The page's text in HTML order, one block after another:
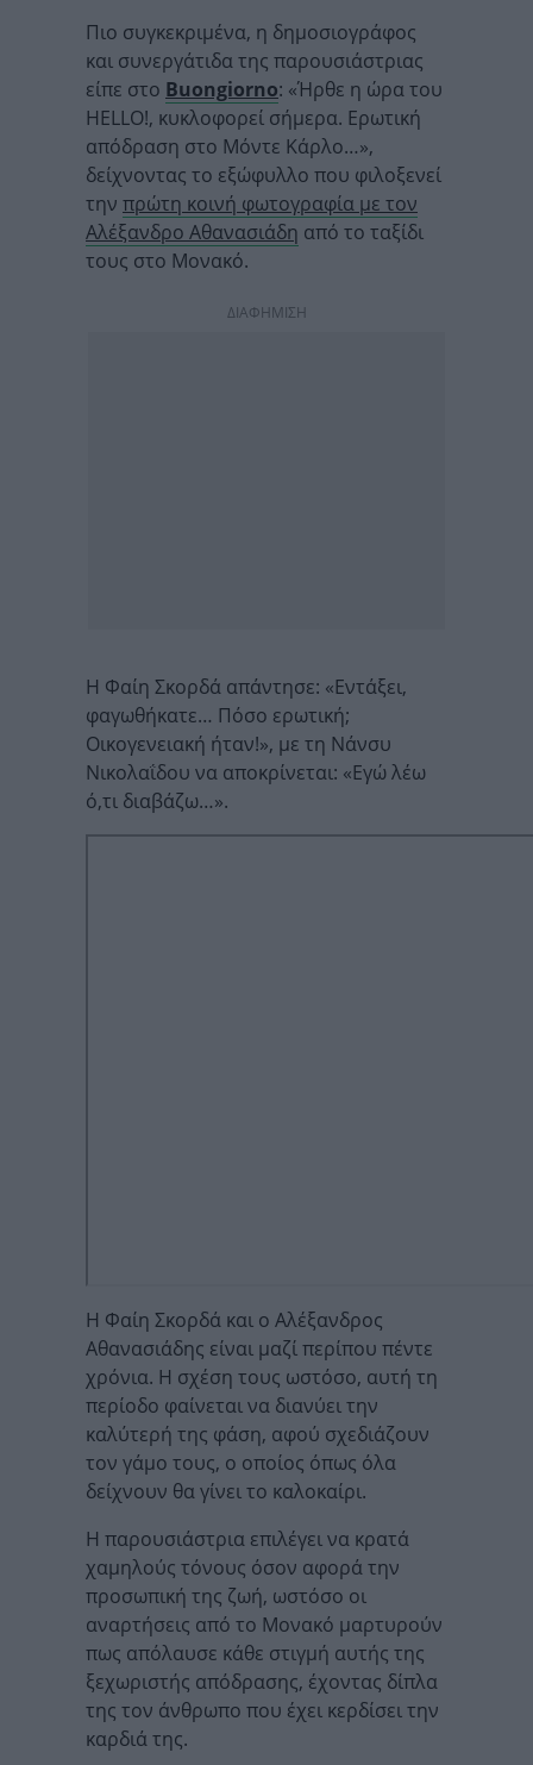
Πιο συγκεκριμένα, η δημοσιογράφος
και συνεργάτιδα της παρουσιάστριας
είπε στο Buongiorno: «Ήρθε η ώρα του
HELLO!, κυκλοφορεί σήμερα. Ερωτική
απόδραση στο Μόντε Κάρλο…»,
δείχνοντας το εξώφυλλο που φιλοξενεί
την πρώτη κοινή φωτογραφία με τον
Αλέξανδρο Αθανασιάδη από το ταξίδι
τους στο Μονακό.
ΔΙΑΦΗΜΙΣΗ
Η Φαίη Σκορδά απάντησε: «Εντάξει,
φαγωθήκατε… Πόσο ερωτική;
Οικογενειακή ήταν!», με τη Νάνσυ
Νικολαΐδου να αποκρίνεται: «Εγώ λέω
ό,τι διαβάζω…».
Η Φαίη Σκορδά και ο Αλέξανδρος
Αθανασιάδης είναι μαζί περίπου πέντε
χρόνια. Η σχέση τους ωστόσο, αυτή τη
περίοδο φαίνεται να διανύει την
καλύτερή της φάση, αφού σχεδιάζουν
τον γάμο τους, ο οποίος όπως όλα
δείχνουν θα γίνει το καλοκαίρι.
Η παρουσιάστρια επιλέγει να κρατά
χαμηλούς τόνους όσον αφορά την
προσωπική της ζωή, ωστόσο οι
αναρτήσεις από το Μονακό μαρτυρούν
πως απόλαυσε κάθε στιγμή αυτής της
ξεχωριστής απόδρασης, έχοντας δίπλα
της τον άνθρωπο που έχει κερδίσει την
καρδιά της.